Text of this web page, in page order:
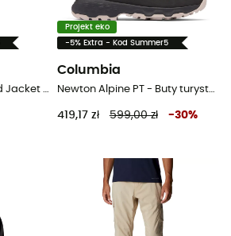
Inner Limits™ Insulated Jacket - Kurtka męska
Projekt eko
-5% Extra - Kod Summer5
Columbia
Newton Alpine PT - Buty turystyczne meskie
419,17 zł 599,00 zł -30%